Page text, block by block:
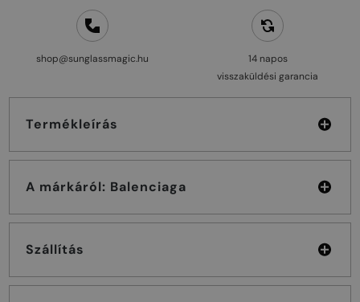
shop@sunglassmagic.hu
14 napos
visszaküldési garancia
Termékleírás
A márkáról: Balenciaga
Szállítás